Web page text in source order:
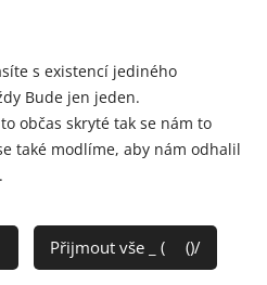
a věříme, že vás pobavili a že
jste pochopili : )
vztahují autorská práva!
Webnode Cookies
s existencí jediného
Bude jen jeden.
občas skryté tak se nám to
také modlíme, aby nám odhalil
Přijmout vše _ (👀()/